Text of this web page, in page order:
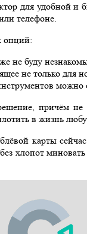
для удобной и
телефоне.
опций:
не буду
не только для
причём не
в жизнь
карты
хлопот